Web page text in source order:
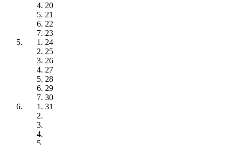
20
21
22
23
24
25
26
27
28
29
30
31